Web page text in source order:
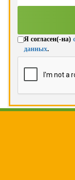
Я согласен(-на)
данных.